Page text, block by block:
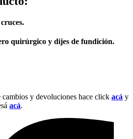
quirúrgico y dijes de fundición.
cambios y devoluciones hace click acá y
acá.